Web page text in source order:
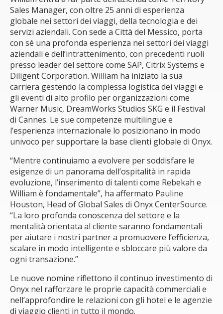
Sales Manager, con oltre 25 anni di esperienza
globale nei settori dei viaggi, della tecnologia e dei
servizi aziendali. Con sede a Città del Messico, porta
con sé una profonda esperienza nei settori dei viaggi
aziendali e dell’intrattenimento, con precedenti ruoli
presso leader del settore come SAP, Citrix Systems e
Diligent Corporation. William ha iniziato la sua
carriera gestendo la complessa logistica dei viaggi e
gli eventi di alto profilo per organizzazioni come
Warner Music, DreamWorks Studios SKG e il Festival
di Cannes. Le sue competenze multilingue e
l’esperienza internazionale lo posizionano in modo
univoco per supportare la base clienti globale di Onyx.
“Mentre continuiamo a evolvere per soddisfare le
esigenze di un panorama dell’ospitalità in rapida
evoluzione, l’inserimento di talenti come Rebekah e
William è fondamentale”, ha affermato Pauline
Houston, Head of Global Sales di Onyx CenterSource.
“La loro profonda conoscenza del settore e la
mentalità orientata al cliente saranno fondamentali
per aiutare i nostri partner a promuovere l’efficienza,
scalare in modo intelligente e sbloccare più valore da
ogni transazione.”
Le nuove nomine riflettono il continuo investimento di
Onyx nel rafforzare le proprie capacità commerciali e
nell’approfondire le relazioni con gli hotel e le agenzie
di viaggio clienti in tutto il mondo.